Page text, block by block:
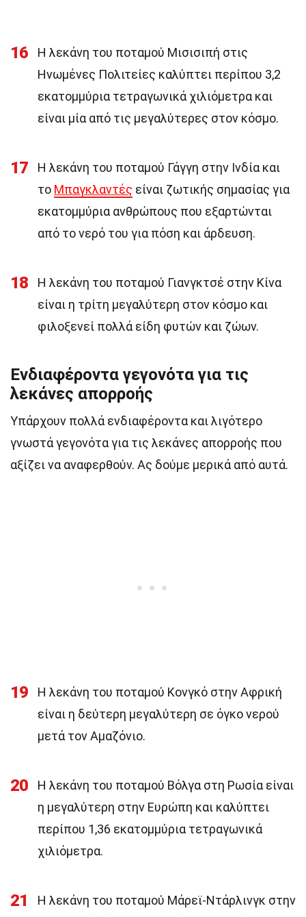
16
Η λεκάνη του ποταμού Μισισιπή στις
Ηνωμένες Πολιτείες καλύπτει περίπου 3,2
εκατομμύρια τετραγωνικά χιλιόμετρα και
είναι μία από τις μεγαλύτερες στον κόσμο.
17
Η λεκάνη του ποταμού Γάγγη στην Ινδία και
το Μπαγκλαντές είναι ζωτικής σημασίας για
εκατομμύρια ανθρώπους που εξαρτώνται
από το νερό του για πόση και άρδευση.
18
Η λεκάνη του ποταμού Γιανγκτσέ στην Κίνα
είναι η τρίτη μεγαλύτερη στον κόσμο και
φιλοξενεί πολλά είδη φυτών και ζώων.
Ενδιαφέροντα γεγονότα για τις
λεκάνες απορροής
Υπάρχουν πολλά ενδιαφέροντα και λιγότερο
γνωστά γεγονότα για τις λεκάνες απορροής που
αξίζει να αναφερθούν. Ας δούμε μερικά από αυτά.
19
Η λεκάνη του ποταμού Κονγκό στην Αφρική
είναι η δεύτερη μεγαλύτερη σε όγκο νερού
μετά τον Αμαζόνιο.
20
Η λεκάνη του ποταμού Βόλγα στη Ρωσία είναι
η μεγαλύτερη στην Ευρώπη και καλύπτει
περίπου 1,36 εκατομμύρια τετραγωνικά
χιλιόμετρα.
21
Η λεκάνη του ποταμού Μάρεϊ-Ντάρλινγκ στην